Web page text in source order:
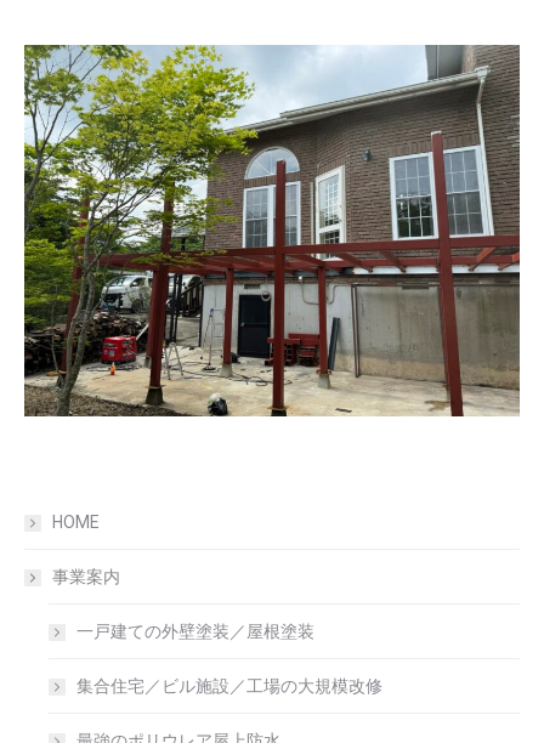
HOME
事業案内
一戸建ての外壁塗装／屋根塗装
集合住宅／ビル施設／工場の大規模改修